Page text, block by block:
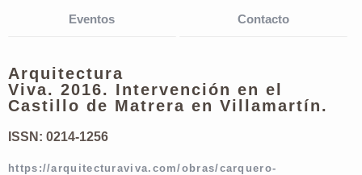
Eventos Contacto
Arquitectura
Viva. 2016. Intervención en el
Castillo de Matrera en Villamartín.
ISSN: 0214-1256
https://arquitecturaviva.com/obras/carquero-